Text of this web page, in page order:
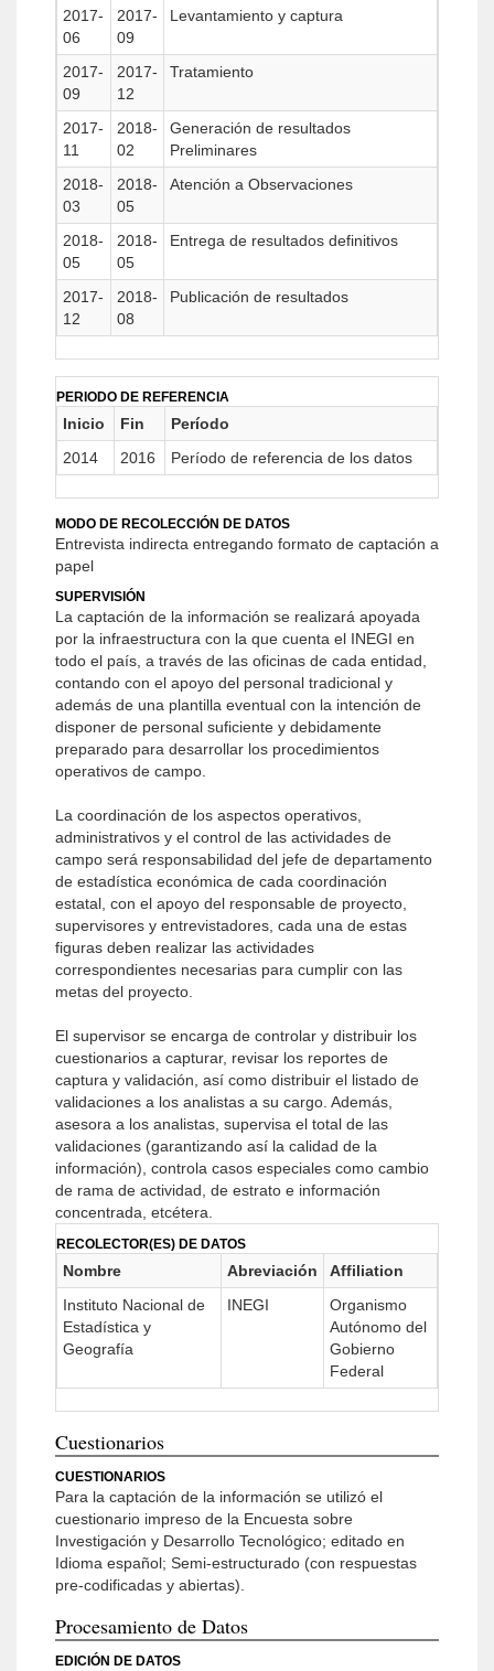
2017-
06
2017-
09
Levantamiento y captura
2017-
09
2017-
12
Tratamiento
2017-
11
2018-
02
Generación de resultados
Preliminares
2018-
03
2018-
05
Atención a Observaciones
2018-
05
2018-
05
Entrega de resultados definitivos
2017-
12
2018-
08
Publicación de resultados
PERIODO DE REFERENCIA
Inicio Fin
Período
2014
2016 Período de referencia de los datos
MODO DE RECOLECCIÓN DE DATOS
Entrevista indirecta entregando formato de captación a
papel
SUPERVISIÓN
La captación de la información se realizará apoyada
por la infraestructura con la que cuenta el INEGI en
todo el país, a través de las oficinas de cada entidad,
contando con el apoyo del personal tradicional y
además de una plantilla eventual con la intención de
disponer de personal suficiente y debidamente
preparado para desarrollar los procedimientos
operativos de campo.
La coordinación de los aspectos operativos,
administrativos y el control de las actividades de
campo será responsabilidad del jefe de departamento
de estadística económica de cada coordinación
estatal, con el apoyo del responsable de proyecto,
supervisores y entrevistadores, cada una de estas
figuras deben realizar las actividades
correspondientes necesarias para cumplir con las
metas del proyecto.
El supervisor se encarga de controlar y distribuir los
cuestionarios a capturar, revisar los reportes de
captura y validación, así como distribuir el listado de
validaciones a los analistas a su cargo. Además,
asesora a los analistas, supervisa el total de las
validaciones (garantizando así la calidad de la
información), controla casos especiales como cambio
de rama de actividad, de estrato e información
concentrada, etcétera.
RECOLECTOR(ES) DE DATOS
Nombre Abreviación
Affiliation
Instituto Nacional de
Estadística y
Geografía
INEGI
Organismo
Autónomo del
Gobierno
Federal
Cuestionarios
CUESTIONARIOS
Para la captación de la información se utilizó el
cuestionario impreso de la Encuesta sobre
Investigación y Desarrollo Tecnológico; editado en
Idioma español; Semi-estructurado (con respuestas
pre-codificadas y abiertas).
Procesamiento de Datos
EDICIÓN DE DATOS